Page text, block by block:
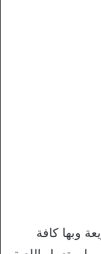
وبها كافة